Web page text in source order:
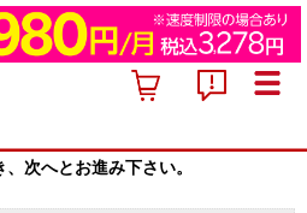
次へとお進み下さい。